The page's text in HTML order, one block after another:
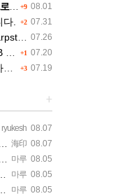
+9 08.01
요?
+2 07.31
다.
07.26
+1 07.20
+3 07.19
+
ryukesh 08.07
海印 08.07
마루 08.05
마루 08.05
마루 08.05